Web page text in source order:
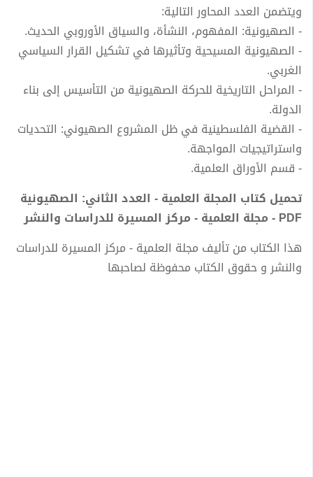
ويتضمن العدد المحاور التالية:
- الصهيونية: المفهوم، النشأة، والسياق الأوروبي الحديث.
- الصهيونية المسيحية وتأثيرها في تشكيل القرار السياسي
الغربي.
- المراحل التاريخية للحركة الصهيونية من التأسيس إلى بناء
الدولة.
- القضية الفلسطينية في ظل المشروع الصهيوني: التحديات
واستراتيجيات المواجهة.
- قسم الأوراق العلمية.
تحميل كتاب المجلة العلمية - العدد الثاني: الصهيونية
PDF - مجلة العلمية - مركز المسيرة للدراسات والنشر
هذا الكتاب من تأليف مجلة العلمية - مركز المسيرة للدراسات
والنشر و حقوق الكتاب محفوظة لصاحبها